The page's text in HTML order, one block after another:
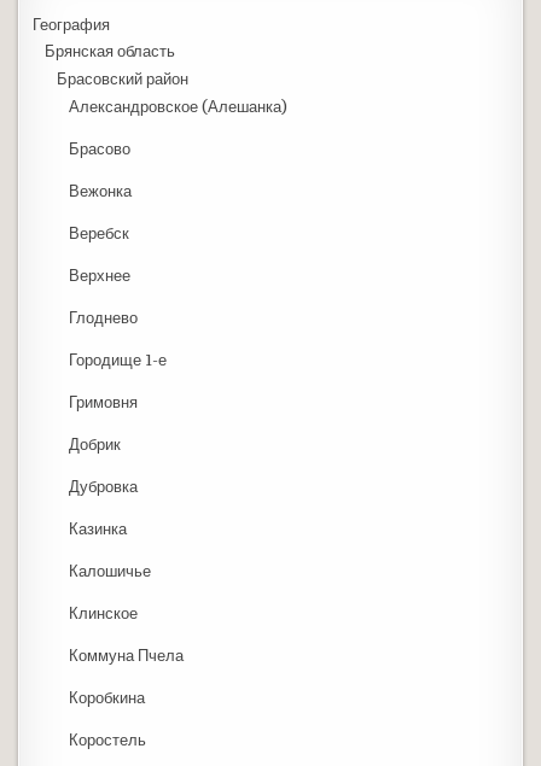
География
Брянская область
Брасовский район
Александровское (Алешанка)
Брасово
Вежонка
Веребск
Верхнее
Глоднево
Городище 1-е
Гримовня
Добрик
Дубровка
Казинка
Калошичье
Клинское
Коммуна Пчела
Коробкина
Коростель